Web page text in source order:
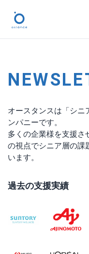
オースタンスは「シニ
ンパニーです。
多くの企業様を支援さ
の視点でシニア層の課
います。
過去の支援実績